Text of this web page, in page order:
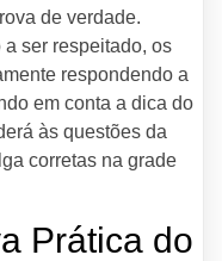
de verdade.
ser respeitado, os
respondendo a
em conta a dica do
às questões da
corretas na grade
Prática do